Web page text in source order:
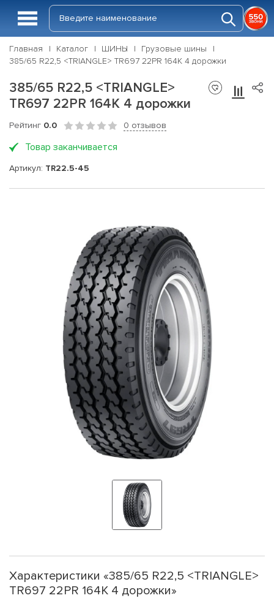
Главная Каталог ШИНЫ
Грузовые шины
385/65 R22,5 <TRIANGLE> TR697 22PR 164K 4 дорожки
385/65 R22,5 <TRIANGLE>
TR697 22PR 164K 4 дорожки
Рейтинг 0.0 0 отзывов
Товар заканчивается
Артикул: TR22.5-45
Характеристики «385/65 R22,5 <TRIANGLE>
TR697 22PR 164K 4 дорожки»